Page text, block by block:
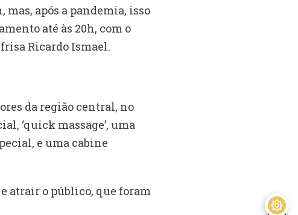
após a pandemia, isso
até às 20h, com o
Ricardo Ismael.
da região central, no
‘quick massage’, uma
e uma cabine
atrair o público, que foram